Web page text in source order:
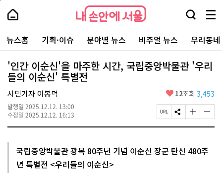
본
로
가
내
손
안
에
서
울
-
서
울
시
대
표
소
통
포
내
손
에
울
검
창
열
기
메
뉴
전
체
보
기
주
요
서
뉴스홈 기획·이슈 분야별 뉴스 비주얼 뉴스 우리동
'인간 이순신'을 마주한 시간, 국립중앙박물관 '우리
들의 이순신' 특별전
시민기자 이봉덕
발행일 2025.12.12. 13:00
수정일 2025.12.12. 16:13
좋
요
12조회 3,453
페
이
R
L
S
N
유
하
글
자
크
게
글
자
작
국립중앙박물관 광복 80주년 기념 이순신 장군 탄신 480주
년 특별전 <우리들의 이순신>
페
상
단
로